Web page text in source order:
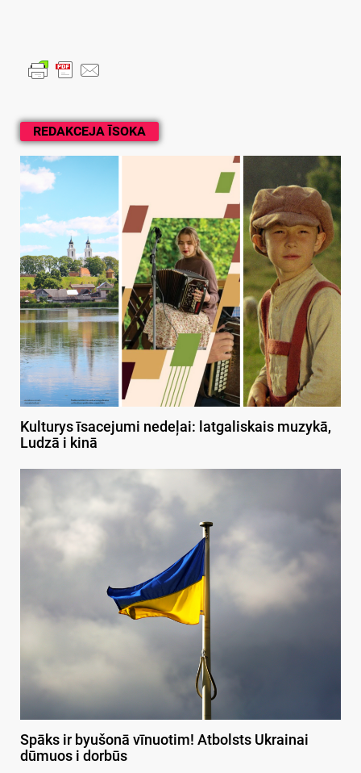
REDAKCEJA ĪSOKA
Kulturys īsacejumi nedeļai: latgaliskais muzykā,
Ludzā i kinā
Spāks ir byušonā vīnuotim! Atbolsts Ukrainai
dūmuos i dorbūs